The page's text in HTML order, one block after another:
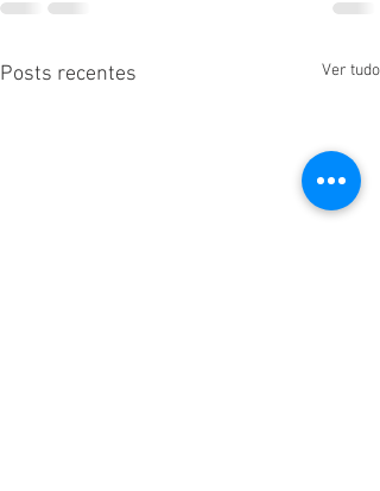
Posts recentes Ver tudo